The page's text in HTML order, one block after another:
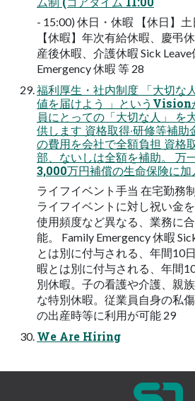
- 15:00) 休日・休暇 【休日】
【休暇】年次有給休暇、慶弔
産後休暇、介護休暇 Sick
Emergency 休暇 等 28
福利厚生・社内制度 「大切な
値を届けよう 」というVision
員にとっての「大切な人」 を
供します 資格取得‧研修等補
の費用を会社で全額負担 資格
部、ないしは全額を補助。 万
3,000万円補償の生命保険に加
ライフイベント手当 在宅勤務
ライフイベントに対し祝い金
使用頻度など異なる、業務に
能。 Family Emergency 休暇
とは別に付与される、年間10
暇とは別に付与される、年間
別休暇。子の看護や介護、親
な特別休暇。従業員自身の私
の出産時等に利用が可能 29
We Are Hiring